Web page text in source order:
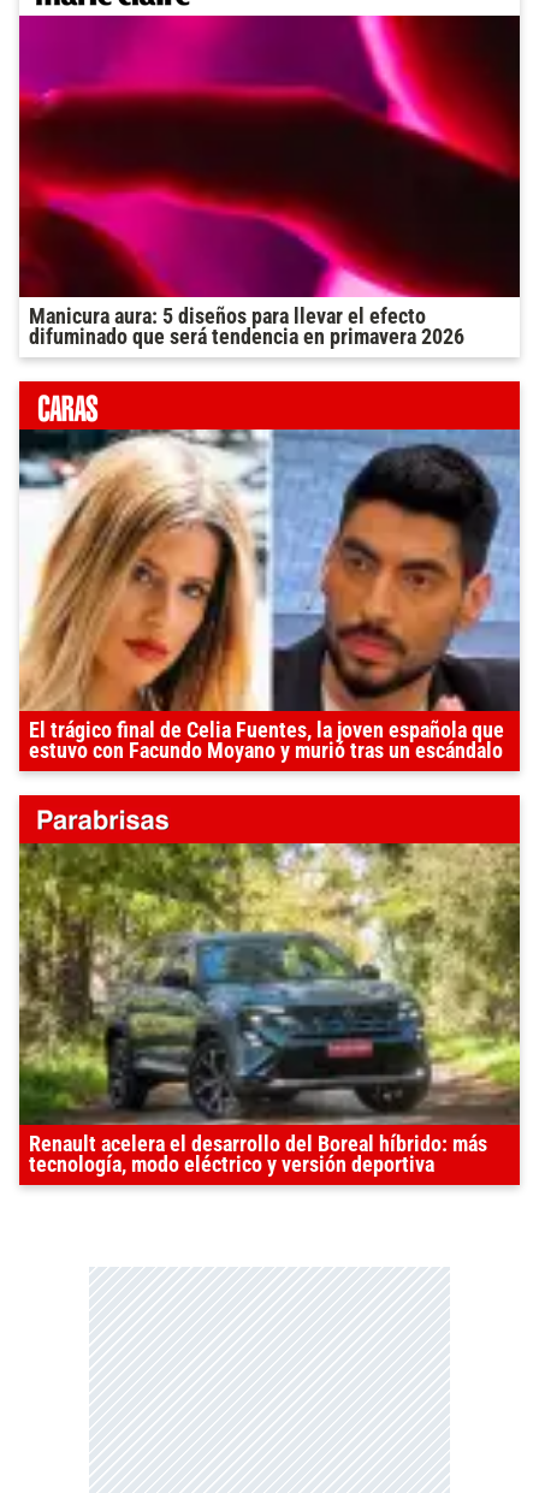
Manicura aura: 5 diseños para llevar el efecto
difuminado que será tendencia en primavera 2026
El trágico final de Celia Fuentes, la joven española que
estuvo con Facundo Moyano y murió tras un escándalo
Renault acelera el desarrollo del Boreal híbrido: más
tecnología, modo eléctrico y versión deportiva